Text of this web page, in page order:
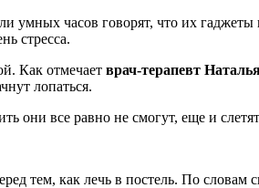
умных часов говорят, что их
стресса.
Как отмечает врач-терапевт
лопаться.
они все равно не смогут, еще и
тем, как лечь в постель. По словам